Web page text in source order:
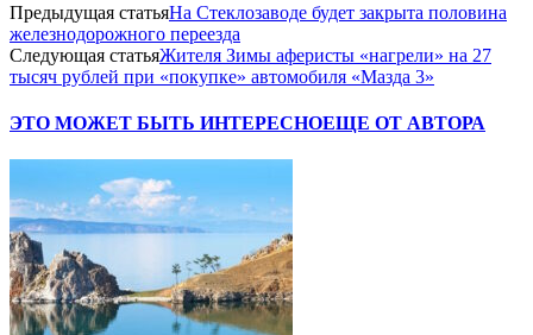
Предыдущая статьяНа Стеклозаводе будет закрыта половина
железнодорожного переезда
Следующая статьяЖителя Зимы аферисты «нагрели» на 27
тысяч рублей при «покупке» автомобиля «Мазда 3»
ЭТО МОЖЕТ БЫТЬ ИНТЕРЕСНОЕЩЕ ОТ АВТОРА